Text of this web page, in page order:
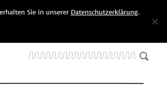
KUNDENKONTO WARENKORB (0)
SUCHE
Sie in unserer Datenschutzerklärung.